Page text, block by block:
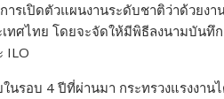
ารเปิดตัวแผนงานระดับชาติว่าด้วยง
ทศไทย โดยจะจัดให้มีพิธีลงนามบันทึก
ILO
นรอบ 4 ปีที่ผ่านมา กระทรวงแรงงา